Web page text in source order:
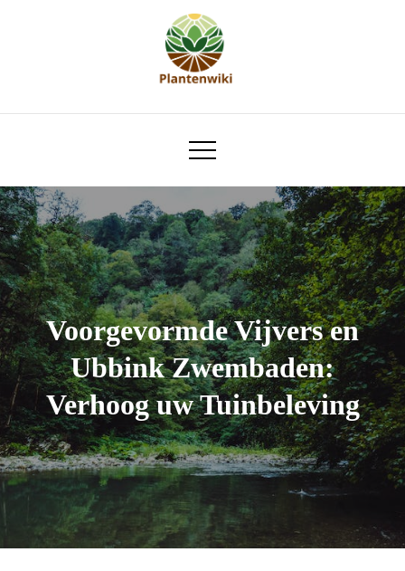
plantenwiki.nl
Voorgevormde Vijvers en
Ubbink Zwembaden:
Verhoog uw Tuinbeleving